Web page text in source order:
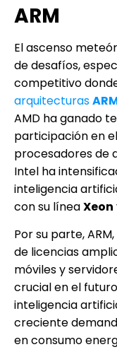
ARM
El ascenso
de desafíos,
competitivo
arquitecturas
AMD ha ganado
participación en
procesadores de
Intel ha
inteligencia
con su líneaXeon
Por su parte,
de licencias
móviles y
crucial en el
inteligencia
creciente
en consumo